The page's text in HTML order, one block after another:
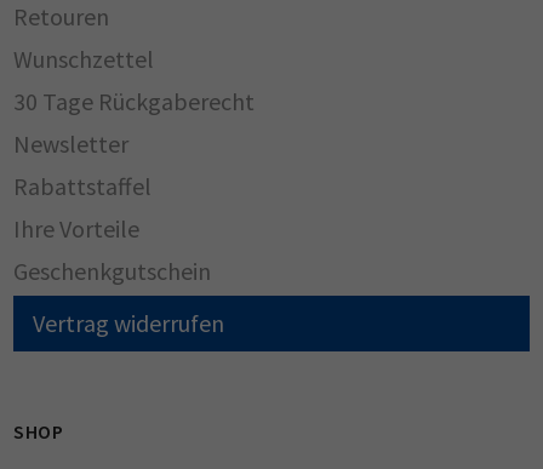
Retouren
Wunschzettel
30 Tage Rückgaberecht
Newsletter
Rabattstaffel
Ihre Vorteile
Geschenkgutschein
Vertrag widerrufen
SHOP